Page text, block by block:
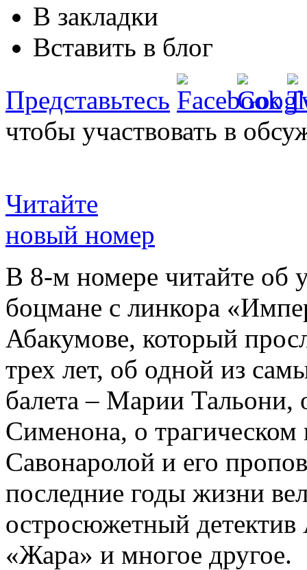
В закладки
Вставить в блог
Представьтесь
чтобы участвовать в
Читайте
новый номер
В 8-м номере читайте об
боцмане с линкора
Абакумове, который
трех лет, об одной из
балета – Марии
Сименона, о трагическом
Савонаролой и его
последние годы жизни
остросюжетный детектив
«Жара» и многое другое.